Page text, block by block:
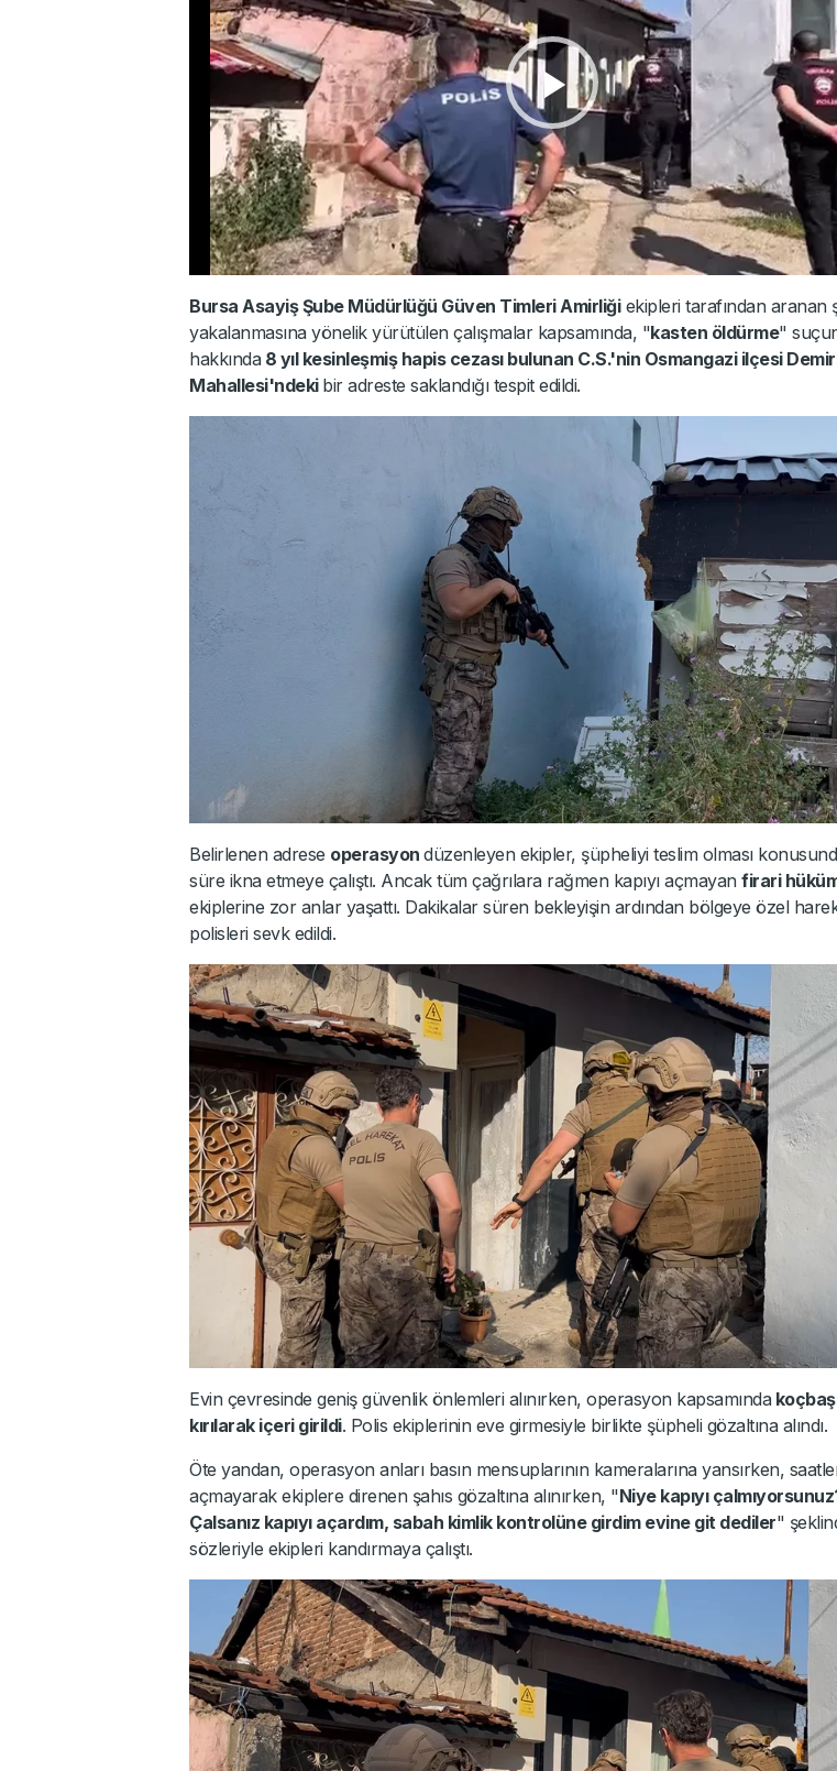
Bursa Asayiş Şube Müdürlüğü Güven Timleri Amirliğiekipleri tarafından aranan
yakalanmasına yönelik yürütülen çalışmalar kapsamında, "kasten öldürme"
hakkında 8 yıl kesinleşmiş hapis cezası bulunan C.S.'nin Osmangazi ilçesi
Mahallesi'ndeki bir adreste saklandığı tespit edildi.
Belirlenen adrese operasyon düzenleyen ekipler, şüpheliyi teslim olması
süre ikna etmeye çalıştı. Ancak tüm çağrılara rağmen kapıyı açmayan firari
ekiplerine zor anlar yaşattı. Dakikalar süren bekleyişin ardından bölgeye özel
polisleri sevk edildi.
Evin çevresinde geniş güvenlik önlemleri alınırken, operasyon kapsamında
kırılarak içeri girildi. Polis ekiplerinin eve girmesiyle birlikte şüpheli gözaltına alındı.
Öte yandan, operasyon anları basın mensuplarının kameralarına yansırken,
açmayarak ekiplere direnen şahıs gözaltına alınırken, "Niye kapıyı
Çalsanız kapıyı açardım, sabah kimlik kontrolüne girdim evine git dediler"
sözleriyle ekipleri kandırmaya çalıştı.